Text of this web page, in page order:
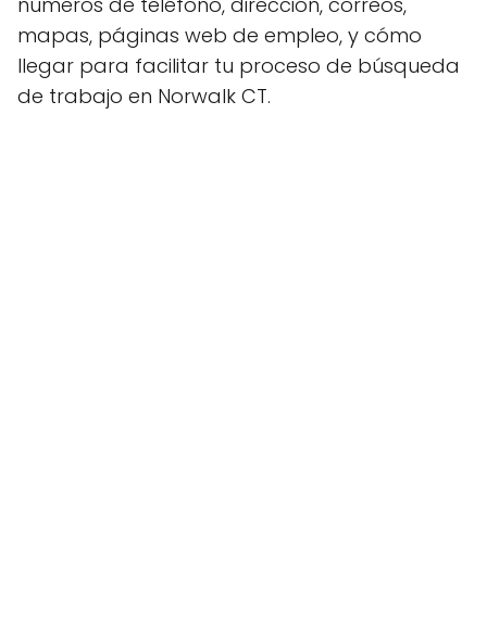
mapas, páginas web de empleo, y cómo
llegar para facilitar tu proceso de búsqueda
de trabajo en Norwalk CT.